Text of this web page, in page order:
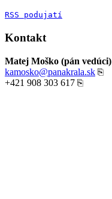
RSS podujatí
Kontakt
Matej Moško (pán vedúci)
kamosko@panakrala.sk ⎘
+421 908 303 617 ⎘